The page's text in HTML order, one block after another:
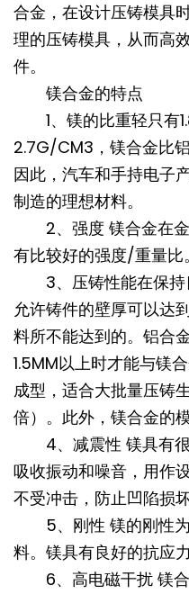
合金，在设计压铸模具
理的压铸模具，从而高
件。
镁合金的特点
1、镁的比重轻只有
2.7G/CM3，镁合金比
因此，汽车和手持电子
制造的理想材料。
2、强度 镁合金在金
有比较好的强度/重量比。
3、压铸性能在保持
允许铸件的壁厚可以达
料所不能达到的。铝合
1.5MM以上时才能与镁
成型，适合大批量压铸
倍）。此外，镁合金的
4、减震性 镁具有很
吸收振动和噪音，用作
不受冲击，防止凹陷损坏
5、刚性 镁的刚性为
料。镁具有良好的抗应力
6、高电磁干扰 镁合